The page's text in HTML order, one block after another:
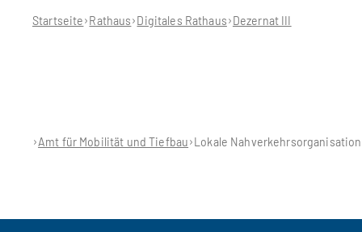
hier:Startseite Rathaus Digitales Rathaus Dezernat III
Amt für Mobilität und Tiefbau Lokale Nahverkehrsorganisation